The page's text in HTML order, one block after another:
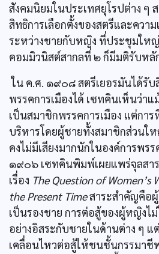
สังคมนิยมในประเทศยุโรปต่าง ๆ
สิทธิการเลือกตั้งของสตรีและควา
ระหว่างชายกับหญิง ที่ประชุมให
คอมมิวนิสต์สากลที่ ๒ ก็มีมติรับหลั
ใน ค.ศ. ๑๙๐๘ สตรีเยอรมันได้รับ
พรรคการเมืองได้ เซทคินเห็นว่า
เป็นสมาชิกพรรคการเมือง แต่กา
บริหารโดยผู้ชายทั้งสมาชิกส่วนใ
คงไม่มีเสียงมากนักในองค์การพร
๑๙๐๖ เซทคินพิมพ์เผยแพร่จุลสาร
เรื่อง The Question of Women’s
the Present Timeสาระสำคัญคือ
เป็นรองชาย การต่อสู้ของผู้หญิงไ
อย่างอิสระกับชายในด้านต่าง ๆ แ
เคลื่อนไหวต่อสู้ให้ชนชั้นกรรมาชี